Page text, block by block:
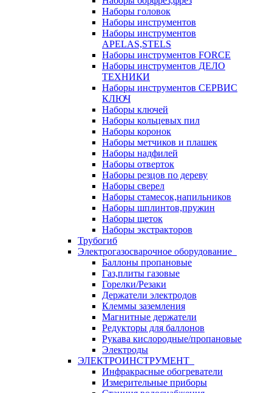
Наборы головок
Наборы инструментов
Наборы инструментов
APELAS,STELS
Наборы инструментов FORCE
Наборы инструментов ДЕЛО
ТЕХНИКИ
Наборы инструментов СЕРВИС
КЛЮЧ
Наборы ключей
Наборы кольцевых пил
Наборы коронок
Наборы метчиков и плашек
Наборы надфилей
Наборы отверток
Наборы резцов по дереву
Наборы сверел
Наборы стамесок,напильников
Наборы шплинтов,пружин
Наборы щеток
Наборы экстракторов
Трубогиб
Электрогазосварочное оборудование
Баллоны пропановые
Газ,плиты газовые
Горелки/Резаки
Держатели электродов
Клеммы заземления
Магнитные держатели
Редукторы для баллонов
Рукава кислородные/пропановые
Электроды
ЭЛЕКТРОИНСТРУМЕНТ
Инфракрасные обогреватели
Измерительные приборы